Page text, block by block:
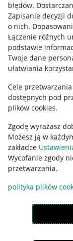
błędów.
Zapisanie decyzji
o nich.
Łączenie różnych
podstawie
Twoje dane
ułatwiania
Cele
dostępnych pod
plików cookies.
Zgodę wyrażasz
Możesz ją w
zakładce
Wycofanie zgody
przetwarzania.
polityka plików
Informacje
Regulamin
Polityka plików
Ustawienia plików
Udostępnianie
Informacje dla
Pobierz aplikację